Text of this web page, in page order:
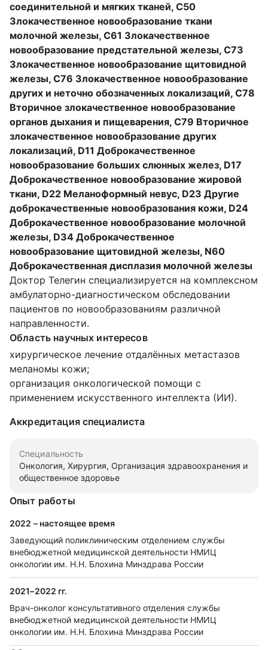
соединительной и мягких тканей, C50
Злокачественное новообразование ткани
молочной железы, C61 Злокачественное
новообразование предстательной железы, C73
Злокачественное новообразование щитовидной
железы, C76 Злокачественное новообразование
других и неточно обозначенных локализаций, C78
Вторичное злокачественное новообразование
органов дыхания и пищеварения, C79 Вторичное
злокачественное новообразование других
локализаций, D11 Доброкачественное
новообразование больших слюнных желез, D17
Доброкачественное новообразование жировой
ткани, D22 Меланоформный невус, D23 Другие
доброкачественные новообразования кожи, D24
Доброкачественное новообразование молочной
железы, D34 Доброкачественное
новообразование щитовидной железы, N60
Доброкачественная дисплазия молочной железы
Доктор Телегин специализируется на комплексном
амбулаторно-диагностическом обследовании
пациентов по новообразованиям различной
направленности.
Область научных интересов
хирургическое лечение отдалённых метастазов
меланомы кожи;
организация онкологической помощи с
применением искусственного интеллекта (ИИ).
Аккредитация специалиста
Специальность
Онкология, Хирургия, Организация здравоохранения и
общественное здоровье
Опыт работы
2022 – настоящее время
Заведующий поликлиническим отделением службы
внебюджетной медицинской деятельности НМИЦ
онкологии им. Н.Н. Блохина Минздрава России
2021–2022 гг.
Врач-онколог консультативного отделения службы
внебюджетной медицинской деятельности НМИЦ
онкологии им. Н.Н. Блохина Минздрава России